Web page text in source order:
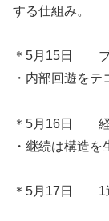
する仕組み。
＊5月15日 ブ
・内部回遊をテ
＊5月16日 経
・継続は構造を
＊5月17日 1